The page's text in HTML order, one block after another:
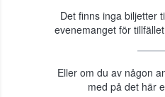
Det finns inga biljetter
evenemanget för
Eller om du av någon
med på det här